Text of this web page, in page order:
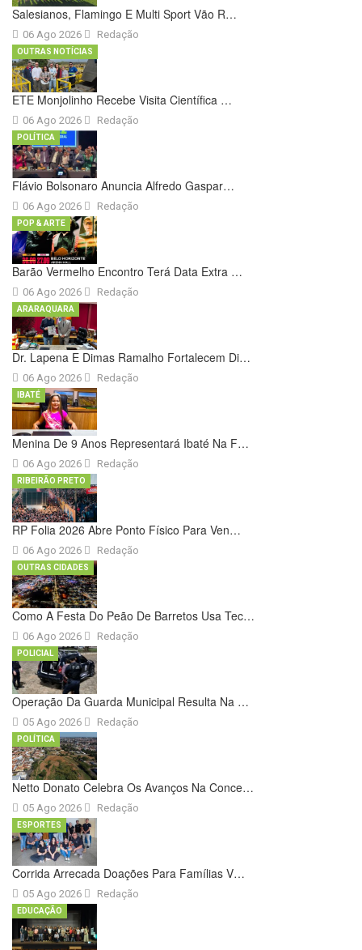
Salesianos, Flamingo E Multi Sport Vão R…
06 Ago 2026 Redação
ETE Monjolinho Recebe Visita Científica …
06 Ago 2026
OUTRAS NOTÍCIAS
Redação
Flávio Bolsonaro Anuncia Alfredo Gaspar…
06 Ago 2026
POLÍTICA
Redação
Barão Vermelho Encontro Terá Data Extra …
06 Ago 2026
POP & ARTE
Redação
Dr. Lapena E Dimas Ramalho Fortalecem Di…
06 Ago 2026
ARARAQUARA
Redação
Menina De 9 Anos Representará Ibaté Na F…
06 Ago 2026
IBATÉ
Redação
RP Folia 2026 Abre Ponto Físico Para Ven…
06 Ago 2026
RIBEIRÃO PRETO
Redação
Como A Festa Do Peão De Barretos Usa Tec…
06 Ago 2026
OUTRAS CIDADES
Redação
Operação Da Guarda Municipal Resulta Na …
05 Ago 2026
POLICIAL
Redação
Netto Donato Celebra Os Avanços Na Conce…
05 Ago 2026
POLÍTICA
Redação
Corrida Arrecada Doações Para Famílias V…
05 Ago 2026
ESPORTES
Redação
EDUCAÇÃO